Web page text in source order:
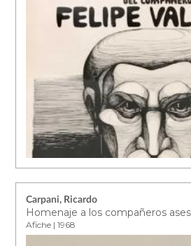
Carpani, Ricardo
Afiche | 1968